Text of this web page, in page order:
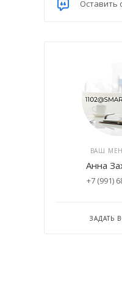
Оставить
ВАШ
Анна
+7 (991)
ЗАДАТЬ